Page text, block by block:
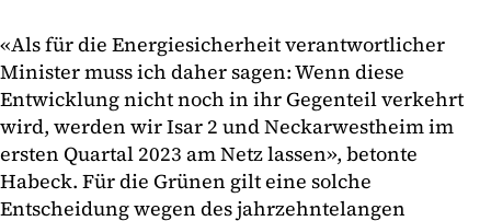
«Als für die Energiesicherheit verantwortlicher
Minister muss ich daher sagen: Wenn diese
Entwicklung nicht noch in ihr Gegenteil verkehrt
wird, werden wir Isar 2 und Neckarwestheim im
ersten Quartal 2023 am Netz lassen», betonte
Habeck. Für die Grünen gilt eine solche
Entscheidung wegen des jahrzehntelangen